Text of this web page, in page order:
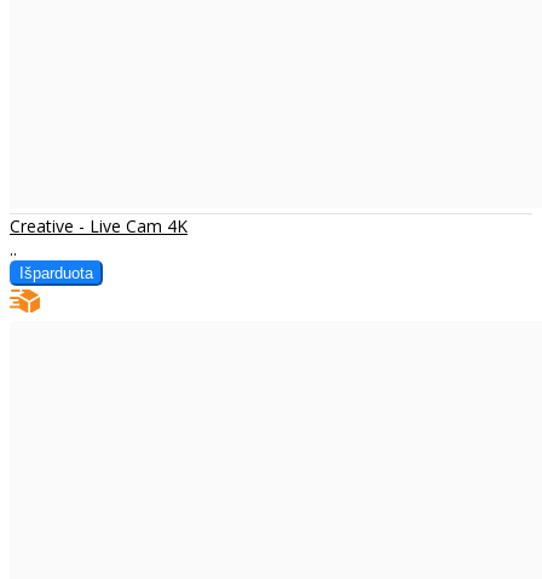
Creative - Live Cam 4K
..